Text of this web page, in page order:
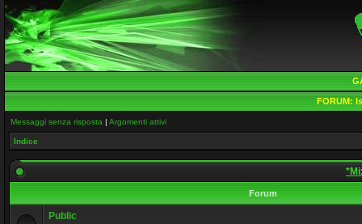
FORUM:
Messaggi senza risposta | Argomenti attivi
Indice
Forum
Public